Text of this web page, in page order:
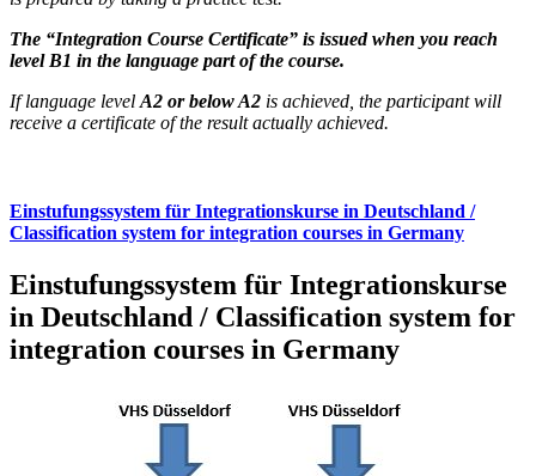
The “Integration Course Certificate” is issued when you reach
level B1 in the language part of the course.
If language level A2 or below A2 is achieved, the participant will
receive a certificate of the result actually achieved.
Einstufungssystem für Integrationskurse in Deutschland /
Classification system for integration courses in Germany
Einstufungssystem für Integrationskurse
in Deutschland / Classification system for
integration courses in Germany